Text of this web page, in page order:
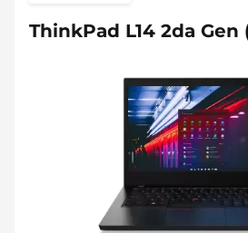
ThinkPad L14 2da Gen